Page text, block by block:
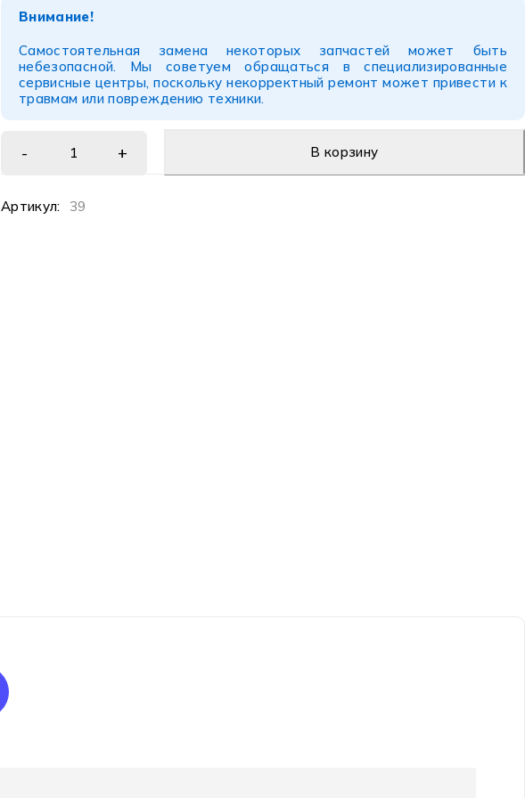
Внимание!
Самостоятельная замена некоторых запчастей может быть
небезопасной. Мы советуем обращаться в специализированные
сервисные центры, поскольку некорректный ремонт может привести к
травмам или повреждению техники.
В корзину
Артикул: 39